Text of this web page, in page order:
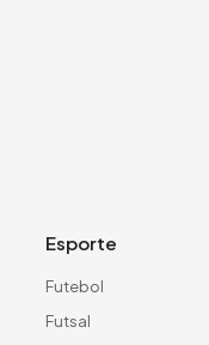
Esporte
Futebol
Futsal